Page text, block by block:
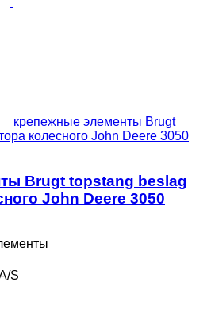
крепежные элементы Brugt
колесного John Deere 3050
Brugt topstang beslag
John Deere 3050
S